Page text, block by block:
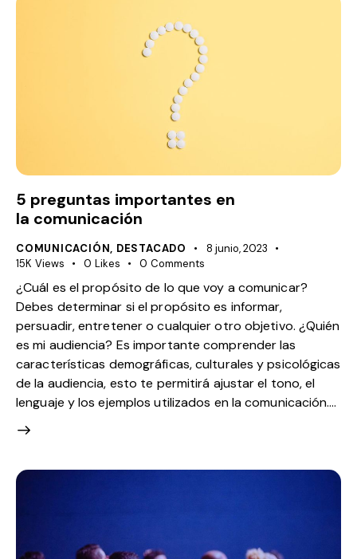
5 preguntas importantes en
la comunicación
COMUNICACIÓN, DESTACADO
8 junio, 2023
15K Views 0 Likes 0 Comments
¿Cuál es el propósito de lo que voy a comunicar?
Debes determinar si el propósito es informar,
persuadir, entretener o cualquier otro objetivo. ¿Quién
es mi audiencia? Es importante comprender las
características demográficas, culturales y psicológicas
de la audiencia, esto te permitirá ajustar el tono, el
lenguaje y los ejemplos utilizados en la comunicación.…